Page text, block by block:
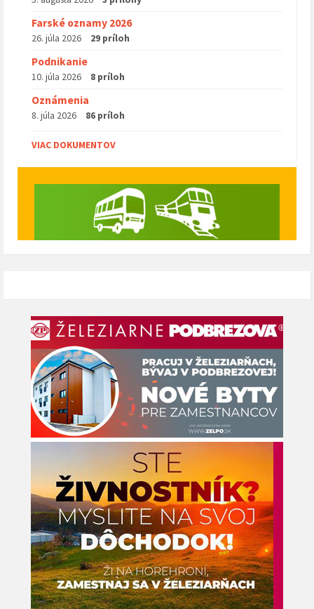
Farské oznamy 2026
26. júla 2026 29 príloh
Podnikanie
10. júla 2026 8 príloh
Oznámenia
8. júla 2026 86 príloh
VIAC DOKUMENTOV